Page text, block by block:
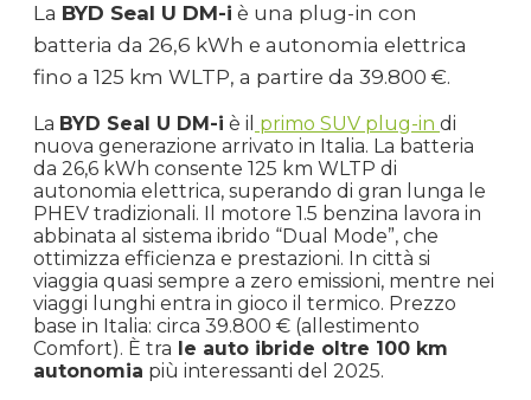
La BYD Seal U DM-i è una plug-in con
batteria da 26,6 kWh e autonomia elettrica
fino a 125 km WLTP, a partire da 39.800 €.
La BYD Seal U DM-i è il primo SUV plug-in di
nuova generazione arrivato in Italia. La batteria
da 26,6 kWh consente 125 km WLTP di
autonomia elettrica, superando di gran lunga le
PHEV tradizionali. Il motore 1.5 benzina lavora in
abbinata al sistema ibrido “Dual Mode”, che
ottimizza efficienza e prestazioni. In città si
viaggia quasi sempre a zero emissioni, mentre nei
viaggi lunghi entra in gioco il termico. Prezzo
base in Italia: circa 39.800 € (allestimento
Comfort). È tra le auto ibride oltre 100 km
autonomia più interessanti del 2025.